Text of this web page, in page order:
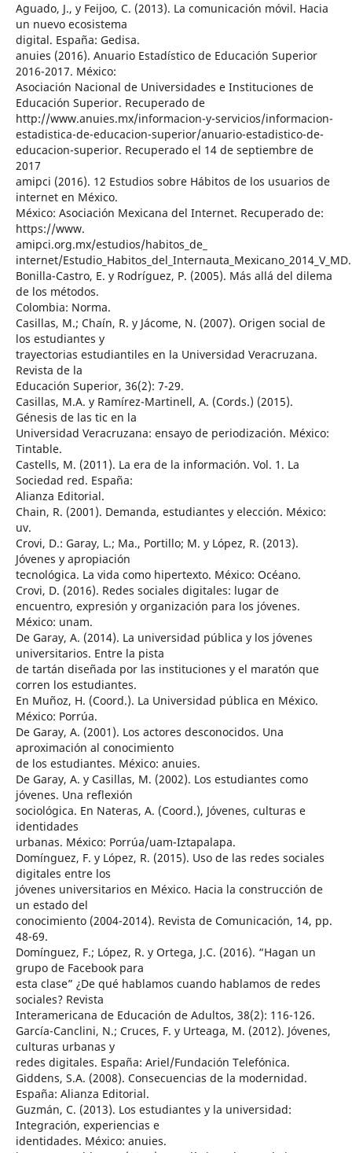
Aguado, J., y Feijoo, C. (2013). La comunicación móvil. Hacia
un nuevo ecosistema
digital. España: Gedisa.
anuies (2016). Anuario Estadístico de Educación Superior
2016-2017. México:
Asociación Nacional de Universidades e Instituciones de
Educación Superior. Recuperado de
http://www.anuies.mx/informacion-y-servicios/informacion-
estadistica-de-educacion-superior/anuario-estadistico-de-
educacion-superior. Recuperado el 14 de septiembre de
2017
amipci (2016). 12 Estudios sobre Hábitos de los usuarios de
internet en México.
México: Asociación Mexicana del Internet. Recuperado de:
https://www.
amipci.org.mx/estudios/habitos_de_
internet/
Bonilla-Castro, E. y Rodríguez, P. (2005). Más allá del dilema
de los métodos.
Colombia: Norma.
Casillas, M.; Chaín, R. y Jácome, N. (2007). Origen social de
los estudiantes y
trayectorias estudiantiles en la Universidad Veracruzana.
Revista de la
Educación Superior, 36(2): 7-29.
Casillas, M.A. y Ramírez-Martinell, A. (Cords.) (2015).
Génesis de las tic en la
Universidad Veracruzana: ensayo de periodización. México:
Tintable.
Castells, M. (2011). La era de la información. Vol. 1. La
Sociedad red. España:
Alianza Editorial.
Chain, R. (2001). Demanda, estudiantes y elección. México:
uv.
Crovi, D.: Garay, L.; Ma., Portillo; M. y López, R. (2013).
Jóvenes y apropiación
tecnológica. La vida como hipertexto. México: Océano.
Crovi, D. (2016). Redes sociales digitales: lugar de
encuentro, expresión y organización para los jóvenes.
México: unam.
De Garay, A. (2014). La universidad pública y los jóvenes
universitarios. Entre la pista
de tartán diseñada por las instituciones y el maratón que
corren los estudiantes.
En Muñoz, H. (Coord.). La Universidad pública en México.
México: Porrúa.
De Garay, A. (2001). Los actores desconocidos. Una
aproximación al conocimiento
de los estudiantes. México: anuies.
De Garay, A. y Casillas, M. (2002). Los estudiantes como
jóvenes. Una reflexión
sociológica. En Nateras, A. (Coord.), Jóvenes, culturas e
identidades
urbanas. México: Porrúa/uam-Iztapalapa.
Domínguez, F. y López, R. (2015). Uso de las redes sociales
digitales entre los
jóvenes universitarios en México. Hacia la construcción de
un estado del
conocimiento (2004-2014). Revista de Comunicación, 14, pp.
48-69.
Domínguez, F.; López, R. y Ortega, J.C. (2016). “Hagan un
grupo de Facebook para
esta clase” ¿De qué hablamos cuando hablamos de redes
sociales? Revista
Interamericana de Educación de Adultos, 38(2): 116-126.
García-Canclini, N.; Cruces, F. y Urteaga, M. (2012). Jóvenes,
culturas urbanas y
redes digitales. España: Ariel/Fundación Telefónica.
Giddens, S.A. (2008). Consecuencias de la modernidad.
España: Alianza Editorial.
Guzmán, C. (2013). Los estudiantes y la universidad:
Integración, experiencias e
identidades. México: anuies.